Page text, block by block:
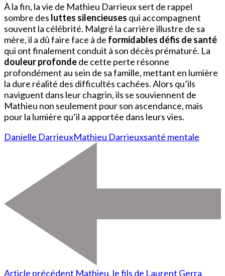
À la fin, la vie de Mathieu Darrieux sert de rappel
sombre des luttes silencieuses qui accompagnent
souvent la célébrité. Malgré la carrière illustre de sa
mère, il a dû faire face à de formidables défis de santé
qui ont finalement conduit à son décès prématuré. La
douleur profondede cette perte résonne
profondément au sein de sa famille, mettant en lumière
la dure réalité des difficultés cachées. Alors qu’ils
naviguent dans leur chagrin, ils se souviennent de
Mathieu non seulement pour son ascendance, mais
pour la lumière qu’il a apportée dans leurs vies.
Danielle DarrieuxMathieu Darrieuxsanté mentale
Article précédent Mathieu, le fils de Laurent Gerra